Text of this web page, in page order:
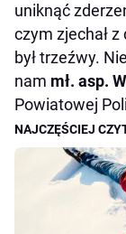
uniknąć
czym zjechał
był trzeźwy.
nam mł. asp.
Powiatowej